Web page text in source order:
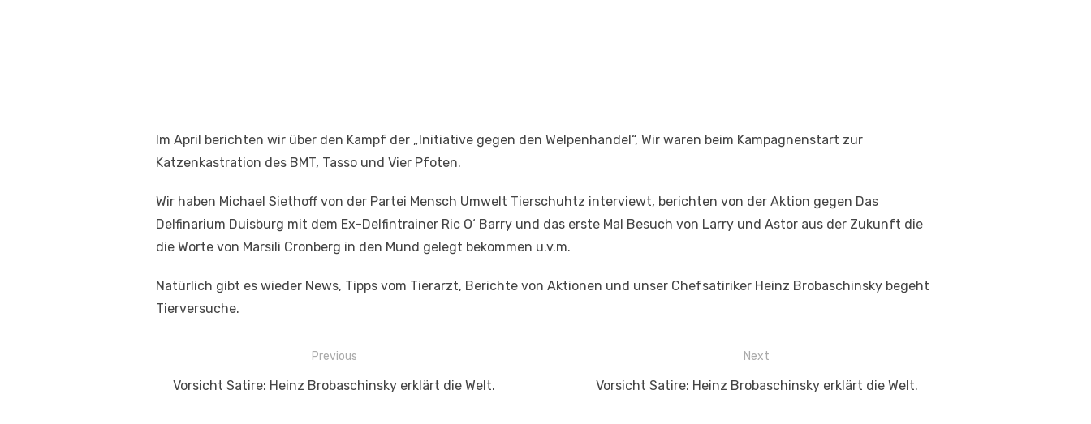
Im April berichten wir über den Kampf der „Initiative gegen den Welpenhandel“, Wir waren beim Kampagnenstart zur
Katzenkastration des BMT, Tasso und Vier Pfoten.
Wir haben Michael Siethoff von der Partei Mensch Umwelt Tierschuhtz interviewt, berichten von der Aktion gegen Das
Delfinarium Duisburg mit dem Ex-Delfintrainer Ric O‘ Barry und das erste Mal Besuch von Larry und Astor aus der Zukunft die
die Worte von Marsili Cronberg in den Mund gelegt bekommen u.v.m.
Natürlich gibt es wieder News, Tipps vom Tierarzt, Berichte von Aktionen und unser Chefsatiriker Heinz Brobaschinsky begeht
Tierversuche.
BeitragsnavigationPrevious
Previous
Vorsicht Satire: Heinz Brobaschinsky erklärt die Welt.
Next
Next
Vorsicht Satire: Heinz Brobaschinsky erklärt die Welt.